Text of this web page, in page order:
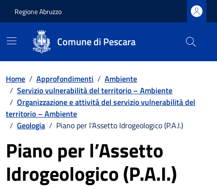
Regione Abruzzo
Comune di Pescara
Home / Approfondimenti / Ambiente
/ Servizio vulnerabilità del territorio – Ambiente
/ Organizzazione e attività del servizio vulnerabilità del
territorio – Ambiente
/ Geologia / Piano per l’Assetto Idrogeologico (P.A.I.)
Piano per l’Assetto
Idrogeologico (P.A.I.)